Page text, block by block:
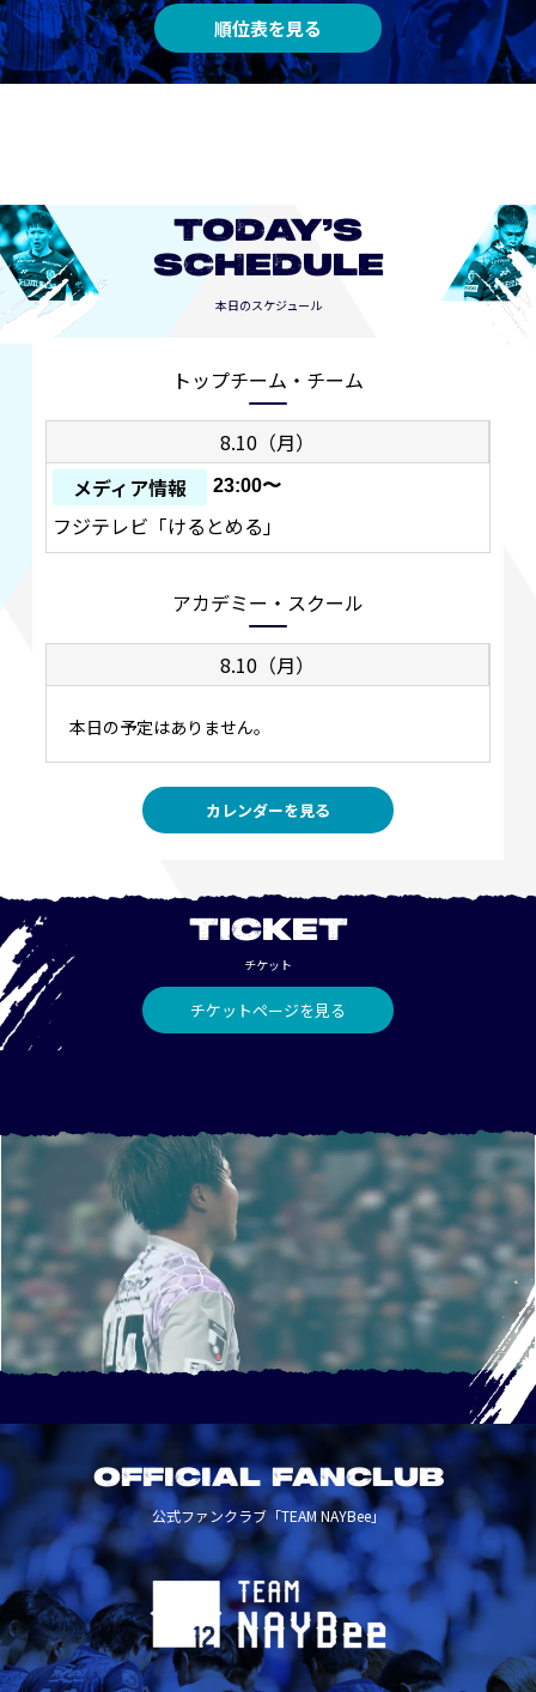
順位表を見る
TODAY’S
SCHEDULE
本日のスケジュール
トップチーム・チーム
8.10（月）
メディア情報
23:00〜
フジテレビ「けるとめる」
アカデミー・スクール
8.10（月）
本日の予定はありません。
カレンダーを見る
TICKET
チケット
チケットページを見る
OFFICIAL FANCLUB
公式ファンクラブ「TEAM NAYBee」